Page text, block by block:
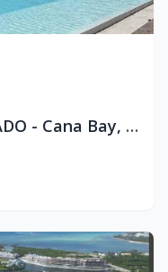
APARTAMENTO AMUEBLADO - Cana Bay, Punta Cana